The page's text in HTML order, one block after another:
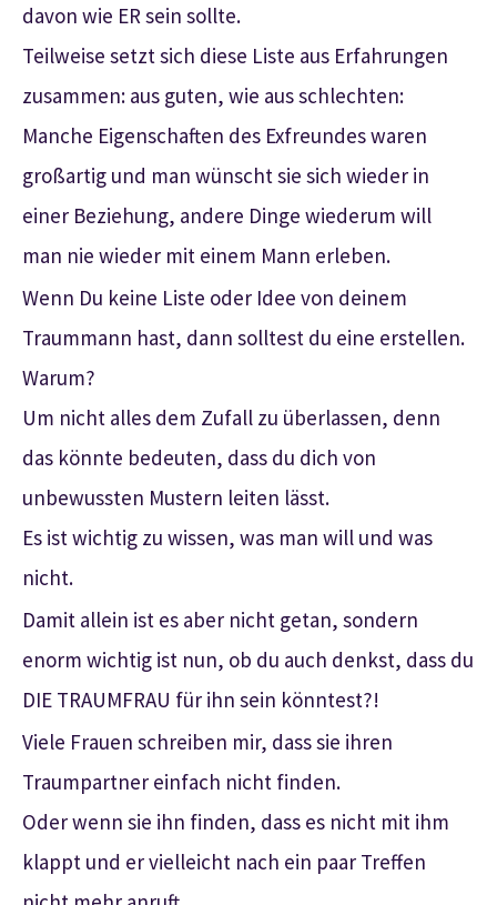
davon wie ER sein sollte.
Teilweise setzt sich diese Liste aus Erfahrungen
zusammen: aus guten, wie aus schlechten:
Manche Eigenschaften des Exfreundes waren
großartig und man wünscht sie sich wieder in
einer Beziehung, andere Dinge wiederum will
man nie wieder mit einem Mann erleben.
Wenn Du keine Liste oder Idee von deinem
Traummann hast, dann solltest du eine erstellen.
Warum?
Um nicht alles dem Zufall zu überlassen, denn
das könnte bedeuten, dass du dich von
unbewussten Mustern leiten lässt.
Es ist wichtig zu wissen, was man will und was
nicht.
Damit allein ist es aber nicht getan, sondern
enorm wichtig ist nun, ob du auch denkst, dass du
DIE TRAUMFRAU für ihn sein könntest?!
Viele Frauen schreiben mir, dass sie ihren
Traumpartner einfach nicht finden.
Oder wenn sie ihn finden, dass es nicht mit ihm
klappt und er vielleicht nach ein paar Treffen